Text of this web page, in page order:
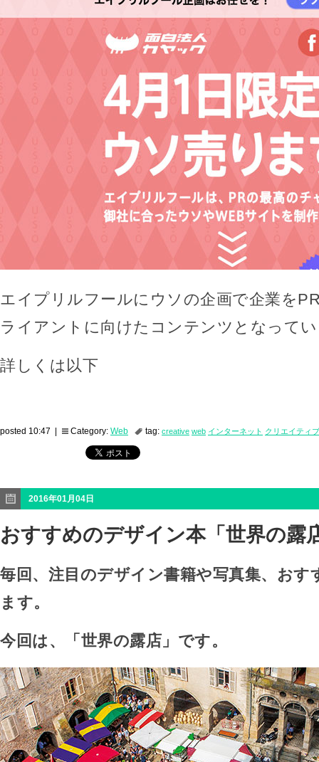
エイプリルフールにウソの企画で企業を
ライアントに向けたコンテンツとなって
詳しくは以下
posted 10:47 | Category: Web tag: creative web インターネット クリエイティブ
2016年01月04日
おすすめのデザイン本「世界の露
毎回、注目のデザイン書籍や写真集、おす
ます。
今回は、「世界の露店」です。